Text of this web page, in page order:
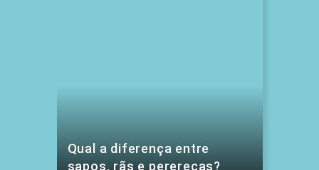
Qual a diferença entre
sapos, rãs e pererecas?